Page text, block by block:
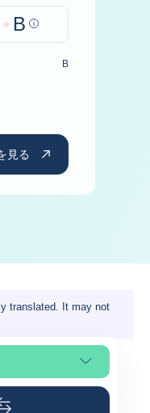
B Help
B
見る
translated. It may not
択